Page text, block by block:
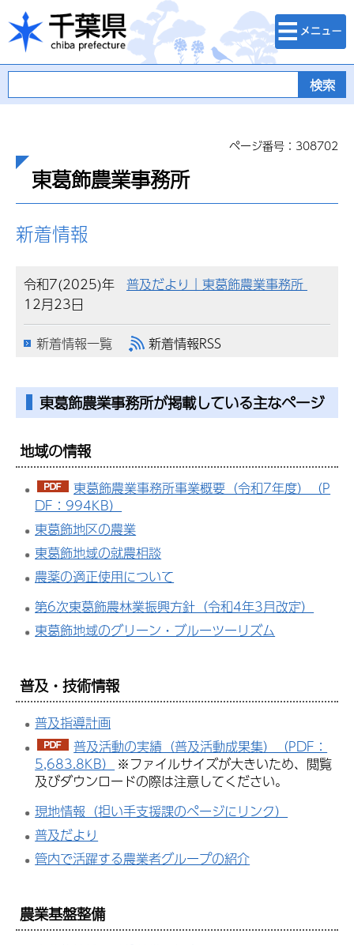
千葉県
検索・メニュ
ー
ページ番号：308702
東葛飾農業事務所
新着情報
令和7(2025)年
12月23日
普及だより｜東葛飾農業事務所
新着情報一覧 新着情報RSS
東葛飾農業事務所が掲載している主なページ
地域の情報
東葛飾農業事務所事業概要（令和7年度）（P
DF：994KB）
東葛飾地区の農業
東葛飾地域の就農相談
農薬の適正使用について
第6次東葛飾農林業振興方針（令和4年3月改定）
東葛飾地域のグリーン・ブルーツーリズム
普及・技術情報
普及指導計画
普及活動の実績（普及活動成果集）（PDF：
5,683.8KB）
※ファイルサイズが大きいため、閲覧
及びダウンロードの際は注意してください。
現地情報（担い手支援課のページにリンク）
普及だより
管内で活躍する農業者グループの紹介
農業基盤整備